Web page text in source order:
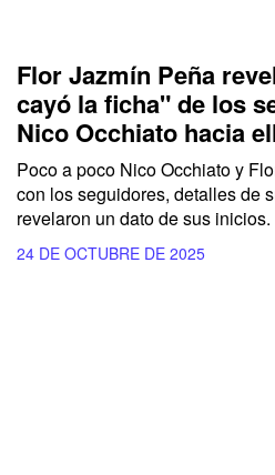
Flor Jazmín Peña
cayó la ficha" de los
Nico Occhiato hacia
Poco a poco Nico Occhiato y
con los seguidores, detalles de
revelaron un dato de sus inicios.
24 DE OCTUBRE DE 2025